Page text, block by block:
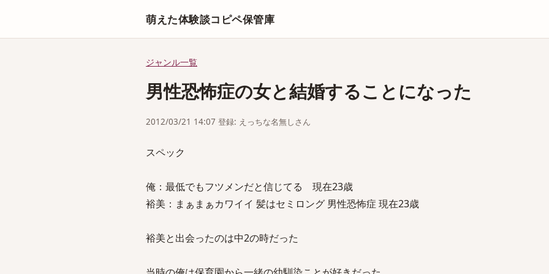
萌えた体験談コピペ保管庫
ジャンル一覧
男性恐怖症の女と結婚することになった
2012/03/21 14:07 登録: えっちな名無しさん
スペック
俺：最低でもフツメンだと信じてる 現在23歳
裕美：まぁまぁカワイイ 髪はセミロング 男性恐怖症 現在23歳
裕美と出会ったのは中2の時だった